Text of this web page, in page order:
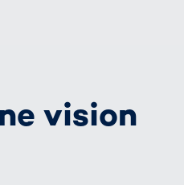
vision